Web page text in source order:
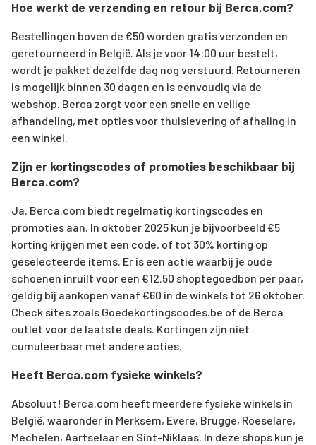
Hoe werkt de verzending en retour bij Berca.com?
Bestellingen boven de €50 worden gratis verzonden en
geretourneerd in België. Als je voor 14:00 uur bestelt,
wordt je pakket dezelfde dag nog verstuurd. Retourneren
is mogelijk binnen 30 dagen en is eenvoudig via de
webshop. Berca zorgt voor een snelle en veilige
afhandeling, met opties voor thuislevering of afhaling in
een winkel.
Zijn er kortingscodes of promoties beschikbaar bij
Berca.com?
Ja, Berca.com biedt regelmatig kortingscodes en
promoties aan. In oktober 2025 kun je bijvoorbeeld €5
korting krijgen met een code, of tot 30% korting op
geselecteerde items. Er is een actie waarbij je oude
schoenen inruilt voor een €12.50 shoptegoedbon per paar,
geldig bij aankopen vanaf €60 in de winkels tot 26 oktober.
Check sites zoals Goedekortingscodes.be of de Berca
outlet voor de laatste deals. Kortingen zijn niet
cumuleerbaar met andere acties.
Heeft Berca.com fysieke winkels?
Absoluut! Berca.com heeft meerdere fysieke winkels in
België, waaronder in Merksem, Evere, Brugge, Roeselare,
Mechelen, Aartselaar en Sint-Niklaas. In deze shops kun je